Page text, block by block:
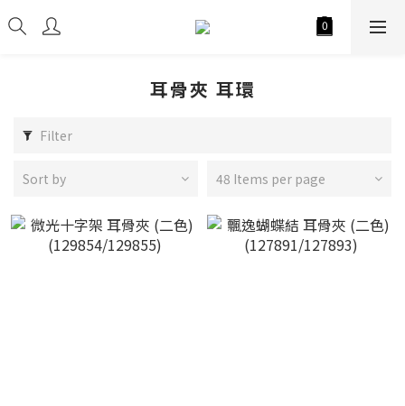
耳骨夾 耳環
Filter
Sort by 48 Items per page